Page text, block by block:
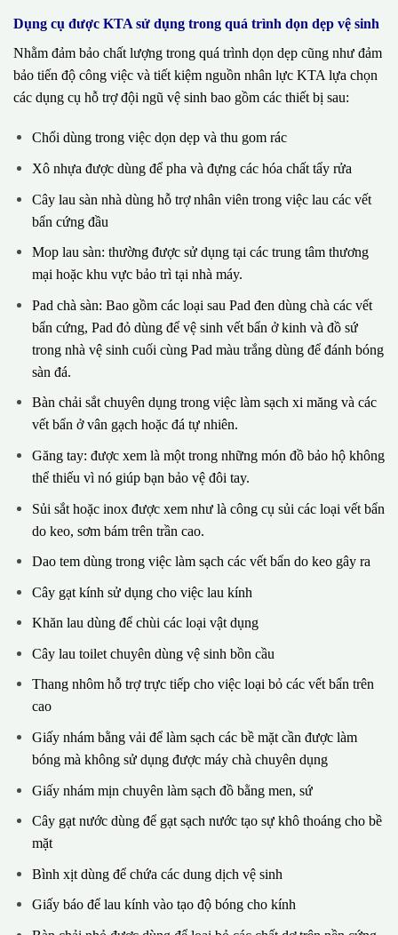
Dụng cụ được KTA sử dụng trong quá trình dọn dẹp vệ sinh
Nhằm đảm bảo chất lượng trong quá trình dọn dẹp cũng như đảm
bảo tiến độ công việc và tiết kiệm nguồn nhân lực KTA lựa chọn
các dụng cụ hỗ trợ đội ngũ vệ sinh bao gồm các thiết bị sau:
Chổi dùng trong việc dọn dẹp và thu gom rác
Xô nhựa được dùng để pha và đựng các hóa chất tẩy rửa
Cây lau sàn nhà dùng hỗ trợ nhân viên trong việc lau các vết
bẩn cứng đầu
Mop lau sàn: thường được sử dụng tại các trung tâm thương
mại hoặc khu vực bảo trì tại nhà máy.
Pad chà sàn: Bao gồm các loại sau Pad đen dùng chà các vết
bẩn cứng, Pad đỏ dùng để vệ sinh vết bẩn ở kinh và đồ sứ
trong nhà vệ sinh cuối cùng Pad màu trắng dùng để đánh bóng
sàn đá.
Bàn chải sắt chuyên dụng trong việc làm sạch xi măng và các
vết bẩn ở vân gạch hoặc đá tự nhiên.
Găng tay: được xem là một trong những món đồ bảo hộ không
thể thiếu vì nó giúp bạn bảo vệ đôi tay.
Sủi sắt hoặc inox được xem như là công cụ sủi các loại vết bẩn
do keo, sơm bám trên trần cao.
Dao tem dùng trong việc làm sạch các vết bẩn do keo gây ra
Cây gạt kính sử dụng cho việc lau kính
Khăn lau dùng để chùi các loại vật dụng
Cây lau toilet chuyên dùng vệ sinh bồn cầu
Thang nhôm hỗ trợ trực tiếp cho việc loại bỏ các vết bẩn trên
cao
Giấy nhám bằng vải để làm sạch các bề mặt cần được làm
bóng mà không sử dụng được máy chà chuyên dụng
Giấy nhám mịn chuyên làm sạch đồ bằng men, sứ
Cây gạt nước dùng để gạt sạch nước tạo sự khô thoáng cho bề
mặt
Bình xịt dùng để chứa các dung dịch vệ sinh
Giấy báo để lau kính vào tạo độ bóng cho kính